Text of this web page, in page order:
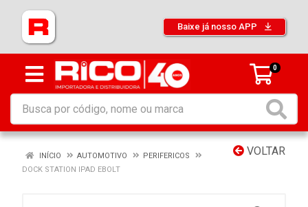
Baixe já nosso APP
0
VOLTAR
INÍCIO AUTOMOTIVO
PERIFERICOS
DOCK STATION IPAD EBOLT